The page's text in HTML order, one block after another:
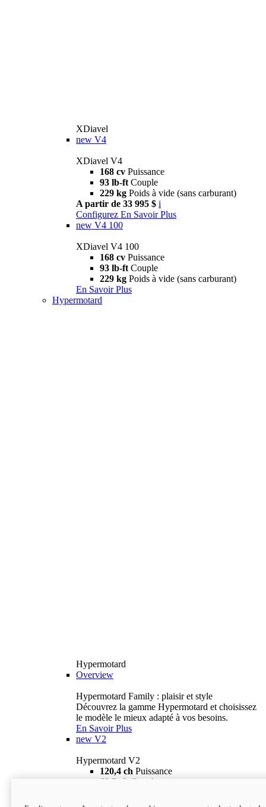
XDiavel
new V4
XDiavel V4
168 cv Puissance
93 lb-ft Couple
229 kg Poids à vide (sans carburant)
A partir de 33 995 $ i
Configurez En Savoir Plus
new V4 100
XDiavel V4 100
168 cv Puissance
93 lb-ft Couple
229 kg Poids à vide (sans carburant)
En Savoir Plus
Hypermotard
Hypermotard
Overview
Hypermotard Family : plaisir et style
Découvrez la gamme Hypermotard et choisissez
le modèle le mieux adapté à vos besoins.
En Savoir Plus
new V2
Hypermotard V2
120,4 ch Puissance
69 lb-ft
Couple
18 895 $